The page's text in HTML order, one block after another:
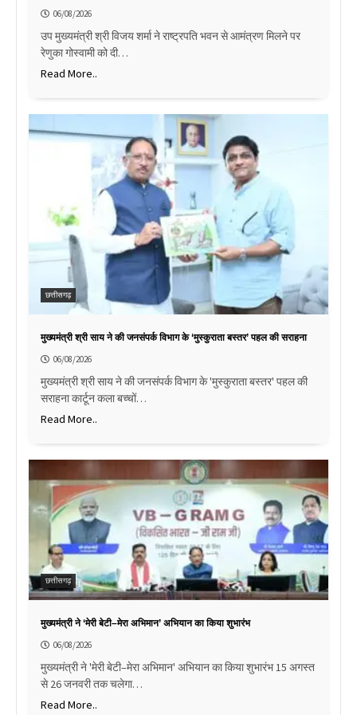
06/08/2026
उप मुख्यमंत्री श्री विजय शर्मा ने राष्ट्रपति भवन से आमंत्रण मिलने पर
रेणुका गोस्वामी को दी…
Read More..
छत्तीसगढ़
मुख्यमंत्री श्री साय ने की जनसंपर्क विभाग के ‘मुस्कुराता बस्तर’ पहल की सराहना
06/08/2026
मुख्यमंत्री श्री साय ने की जनसंपर्क विभाग के 'मुस्कुराता बस्तर' पहल की
सराहना कार्टून कला बच्चों…
Read More..
छत्तीसगढ़
मुख्यमंत्री ने ‘मेरी बेटी–मेरा अभिमान’ अभियान का किया शुभारंभ
06/08/2026
मुख्यमंत्री ने 'मेरी बेटी–मेरा अभिमान' अभियान का किया शुभारंभ 15 अगस्त
से 26 जनवरी तक चलेगा…
Read More..